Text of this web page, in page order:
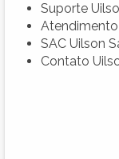
Suporte
Atendimento
SAC Uilson
Contato